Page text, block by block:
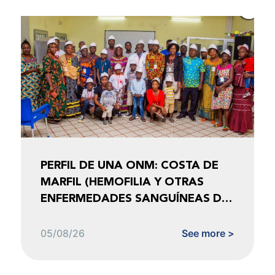
PERFIL DE UNA ONM: COSTA DE
MARFIL (HEMOFILIA Y OTRAS
ENFERMEDADES SANGUÍNEAS DE
05/08/26 See more >